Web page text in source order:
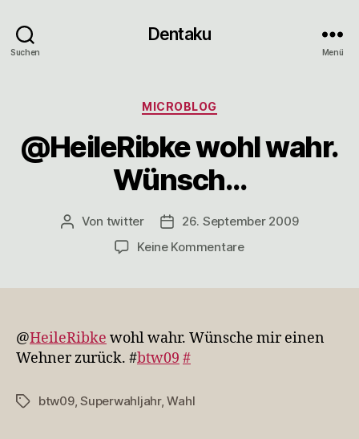
Suchen
Dentaku
Menü
Kategorien
MICROBLOG
@HeileRibke wohl wahr.
Wünsch…
Beitragsautor
Von twitter Veröffentlichungsdatum
26. September 2009
Keine Kommentarezu
@HeileRibke wohl wahr. Wünsche mir einen
Wehner zurück. #btw09 #
Schlagwörter
btw09,Superwahljahr,Wahl